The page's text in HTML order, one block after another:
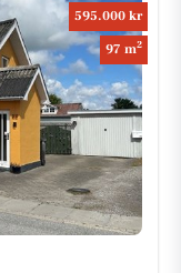
595.000 kr
97 m2